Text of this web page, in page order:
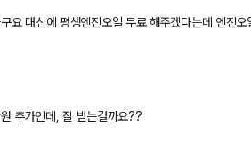
필터비는
은 얼마정도 될까요
추가인데, 잘 받는걸까요??